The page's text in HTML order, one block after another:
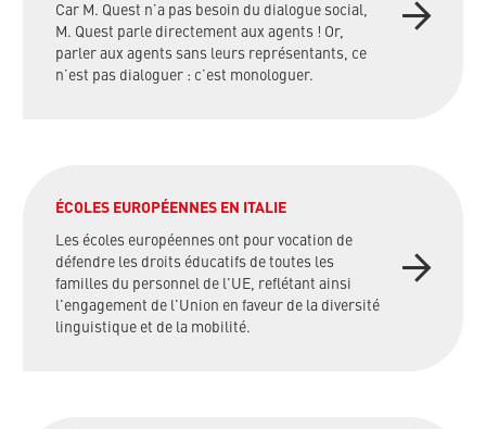
Car M. Quest n’a pas besoin du dialogue social,
M. Quest parle directement aux agents ! Or,
parler aux agents sans leurs représentants, ce
n’est pas dialoguer : c’est monologuer.
ÉCOLES EUROPÉENNES EN ITALIE
Les écoles européennes ont pour vocation de
défendre les droits éducatifs de toutes les
familles du personnel de l'UE, reflétant ainsi
l'engagement de l'Union en faveur de la diversité
linguistique et de la mobilité.